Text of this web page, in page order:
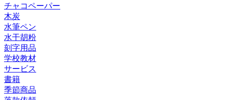
チャコペーパー
木炭
水筆ペン
水干胡粉
刻字用品
学校教材
サービス
書籍
季節商品